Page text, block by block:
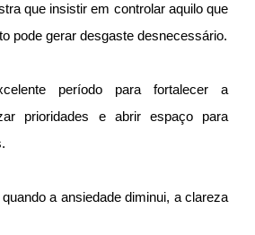
que insistir em controlar aquilo que
pode gerar desgaste desnecessário.
período para fortalecer a
prioridades e abrir espaço para
a ansiedade diminui, a clareza